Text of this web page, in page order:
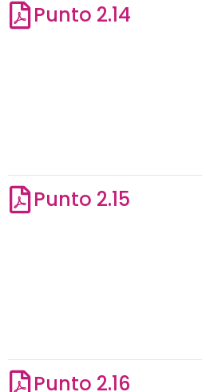
Punto 2.14
Punto 2.15
Punto 2.16